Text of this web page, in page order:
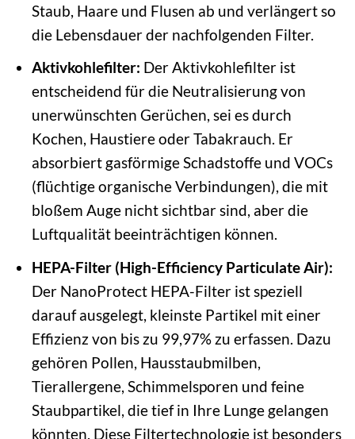
Staub, Haare und Flusen ab und verlängert so
die Lebensdauer der nachfolgenden Filter.
Aktivkohlefilter: Der Aktivkohlefilter ist
entscheidend für die Neutralisierung von
unerwünschten Gerüchen, sei es durch
Kochen, Haustiere oder Tabakrauch. Er
absorbiert gasförmige Schadstoffe und VOCs
(flüchtige organische Verbindungen), die mit
bloßem Auge nicht sichtbar sind, aber die
Luftqualität beeinträchtigen können.
HEPA-Filter (High-Efficiency Particulate Air):
Der NanoProtect HEPA-Filter ist speziell
darauf ausgelegt, kleinste Partikel mit einer
Effizienz von bis zu 99,97% zu erfassen. Dazu
gehören Pollen, Hausstaubmilben,
Tierallergene, Schimmelsporen und feine
Staubpartikel, die tief in Ihre Lunge gelangen
könnten. Diese Filtertechnologie ist besonders